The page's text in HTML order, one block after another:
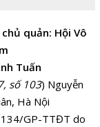
quản: Hội Vô
Tuấn
số 103) Nguyễn
Hà Nội
GP-TTĐT do